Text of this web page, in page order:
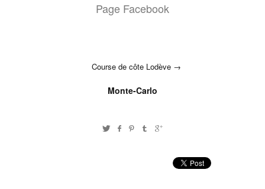
Page Facebook
Course de côte Lodève
Monte-Carlo